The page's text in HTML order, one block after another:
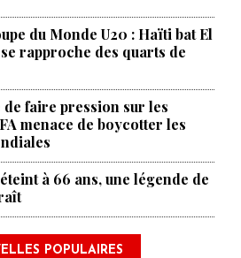
du Monde U20 : Haïti bat El
rapproche des quarts de
faire pression sur les
menace de boycotter les
à 66 ans, une légende de
POPULAIRES